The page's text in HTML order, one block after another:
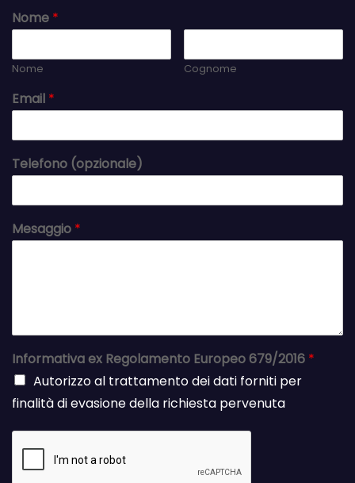
Nome *
Nome Cognome
Email *
Telefono (opzionale)
Mesaggio *
Informativa ex Regolamento Europeo 679/2016 *
Autorizzo al trattamento dei dati forniti per
finalità di evasione della richiesta pervenuta